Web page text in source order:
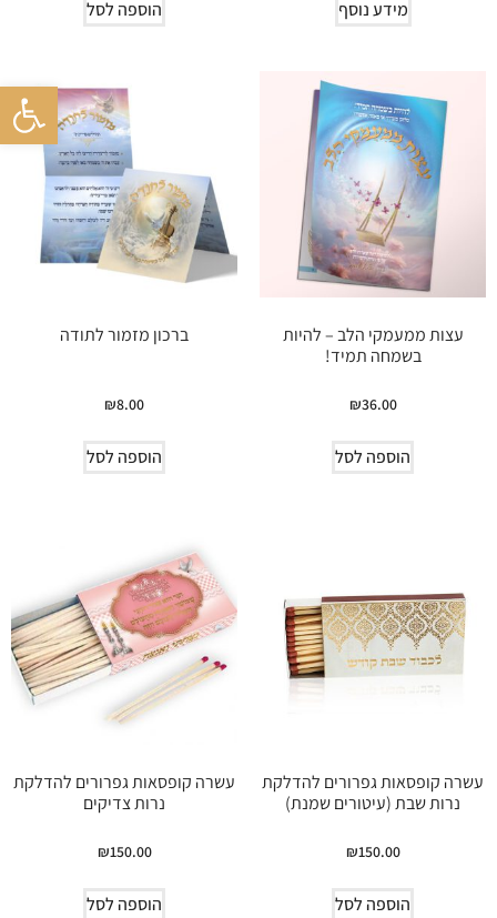
פתח
מידע נוסף הוספה לסל
עצות ממעמקי הלב – להיות
בשמחה תמיד!
₪36.00
הוספה לסל
ברכון מזמור לתודה
₪8.00
הוספה לסל
עשרה קופסאות גפרורים להדלקת
נרות שבת (עיטורים שמנת)
₪150.00
הוספה לסל
עשרה קופסאות גפרורים להדלקת
נרות צדיקים
₪150.00
הוספה לסל